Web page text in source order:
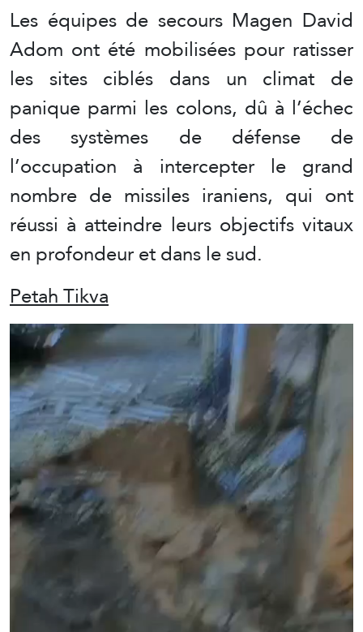
Les équipes de secours Magen David
Adom ont été mobilisées pour ratisser
les sites ciblés dans un climat de
panique parmi les colons, dû à l’échec
des systèmes de défense de
l’occupation à intercepter le grand
nombre de missiles iraniens, qui ont
réussi à atteindre leurs objectifs vitaux
en profondeur et dans le sud.
Petah Tikva